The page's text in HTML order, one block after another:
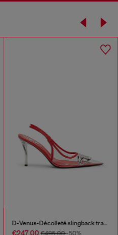
D-Venus-Décolleté slingback trasparenti con bordi in pelle
€247.00